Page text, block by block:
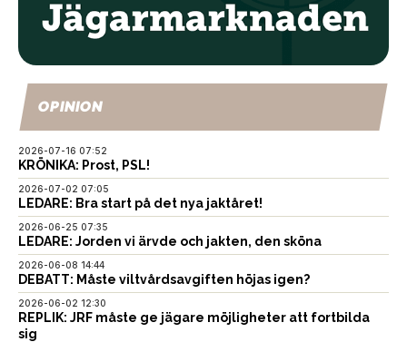
OPINION
2026-07-16 07:52
KRÖNIKA: Prost, PSL!
2026-07-02 07:05
LEDARE: Bra start på det nya jaktåret!
2026-06-25 07:35
LEDARE: Jorden vi ärvde och jakten, den sköna
2026-06-08 14:44
DEBATT: Måste viltvårdsavgiften höjas igen?
2026-06-02 12:30
REPLIK: JRF måste ge jägare möjligheter att fortbilda
sig